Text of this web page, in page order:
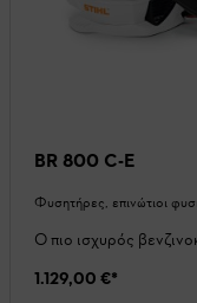
BR 800 C-E
Φυσητήρες, επινώτιοι
Ο πιο ισχυρός
1.129,00 €*